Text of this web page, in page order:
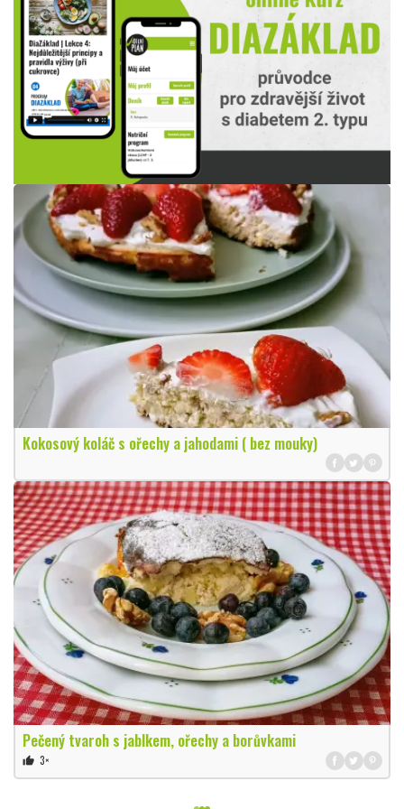
Kokosový koláč s ořechy a jahodami ( bez mouky)
Pečený tvaroh s jablkem, ořechy a borůvkami
thumb_up 3×